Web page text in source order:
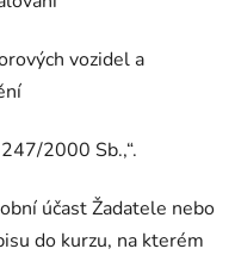
vozidel a
2000 Sb.,“.
účast Žadatele nebo
do kurzu, na kterém